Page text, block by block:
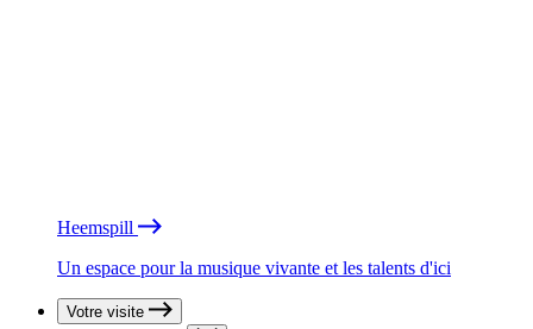
Heemspill
Un espace pour la musique vivante et les talents d'ici
Votre visite